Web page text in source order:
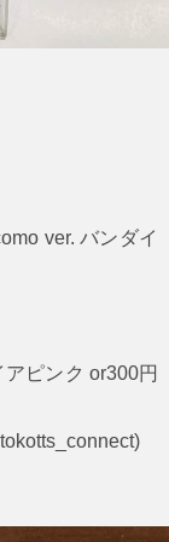
ver. バンダイ
ピンク or300円